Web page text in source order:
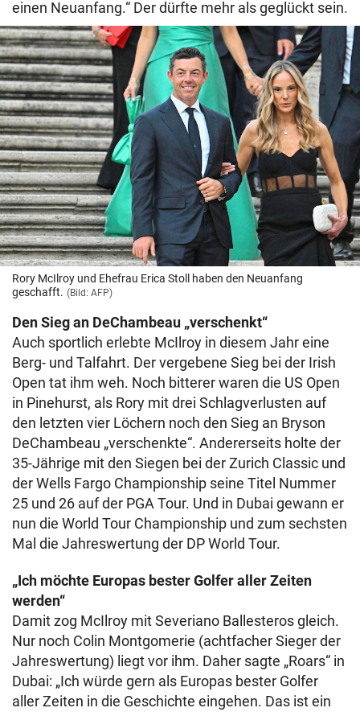
einen Neuanfang.“ Der dürfte mehr als geglückt sein.
Rory McIlroy und Ehefrau Erica Stoll haben den Neuanfang
geschafft. (Bild: AFP)
Den Sieg an DeChambeau „verschenkt“
Auch sportlich erlebte McIlroy in diesem Jahr eine
Berg- und Talfahrt. Der vergebene Sieg bei der Irish
Open tat ihm weh. Noch bitterer waren die US Open
in Pinehurst, als Rory mit drei Schlagverlusten auf
den letzten vier Löchern noch den Sieg an Bryson
DeChambeau „verschenkte“. Andererseits holte der
35-Jährige mit den Siegen bei der Zurich Classic und
der Wells Fargo Championship seine Titel Nummer
25 und 26 auf der PGA Tour. Und in Dubai gewann er
nun die World Tour Championship und zum sechsten
Mal die Jahreswertung der DP World Tour.
„Ich möchte Europas bester Golfer aller Zeiten
werden“
Damit zog McIlroy mit Severiano Ballesteros gleich.
Nur noch Colin Montgomerie (achtfacher Sieger der
Jahreswertung) liegt vor ihm. Daher sagte „Roars“ in
Dubai: „Ich würde gern als Europas bester Golfer
aller Zeiten in die Geschichte eingehen. Das ist ein